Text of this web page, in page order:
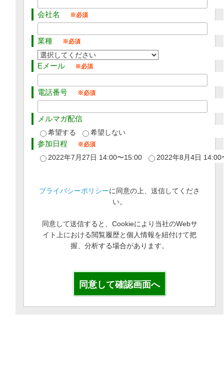
会社名
業種
Eメール
電話番号
メルマガ配信
希望する 希望しない
参加日程
2022年7月27日 14:00〜15:00 2022年8月4日
プライバシーポリシーに同意の上、送信してくださ
い。
同意して送信すると、Cookieにより当社のWebサ
イト上における閲覧履歴と個人情報を紐付けて把
握、分析する場合があります。